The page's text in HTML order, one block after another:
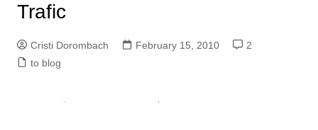
Trafic
Cristi Dorombach February 15, 2010
2
to blog